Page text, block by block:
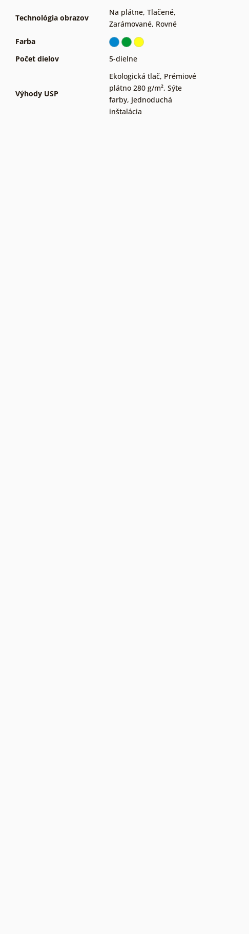
Technológia obrazov
Na plátne, Tlačené,
Zarámované, Rovné
Farba
Počet dielov
5-dielne
Výhody USP
Ekologická tlač, Prémiové
plátno 280 g/m², Sýte
farby, Jednoduchá
inštalácia